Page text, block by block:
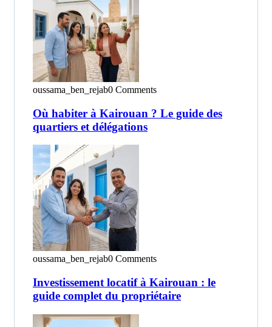
oussama_ben_rejab0 Comments
Où habiter à Kairouan ? Le guide des
quartiers et délégations
oussama_ben_rejab0 Comments
Investissement locatif à Kairouan : le
guide complet du propriétaire